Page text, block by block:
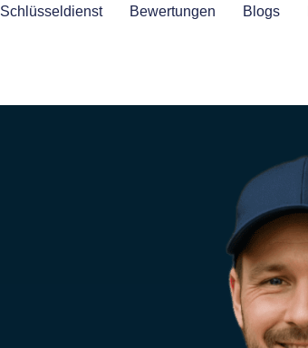
Schlüsseldienst Bewertungen Blogs